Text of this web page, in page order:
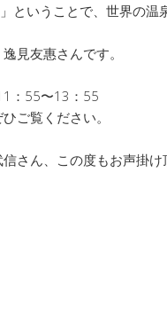
ということで、世界の温
見友惠さんです。
：55〜13：55
ご覧ください。
さん、この度もお声掛け